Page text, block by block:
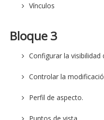
Vínculos
Bloque 3
Configurar la visibilidad
Controlar la
Perfil de aspecto.
Puntos de vista